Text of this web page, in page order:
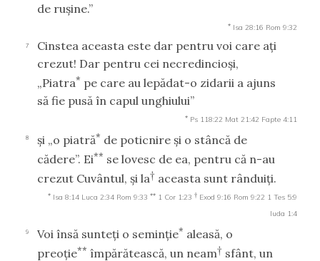
de ruşine.”
* Isa 28:16 Rom 9:32
7
Cinstea aceasta este dar pentru voi care aţi
crezut! Dar pentru cei necredincioşi,
„Piatra* pe care au lepădat-o zidarii a ajuns
să fie pusă în capul unghiului”
* Ps 118:22 Mat 21:42 Fapte 4:11
8 şi „o piatră* de poticnire şi o stâncă de
cădere”. Ei** se lovesc de ea, pentru că n-au
crezut Cuvântul, şi la† aceasta sunt rânduiţi.
* Isa 8:14 Luca 2:34 Rom 9:33 ** 1 Cor 1:23 † Exod 9:16 Rom 9:22 1 Tes 5:9
Iuda 1:4
9 Voi însă sunteţi o seminţie* aleasă, o
preoţie** împărătească, un neam† sfânt, un